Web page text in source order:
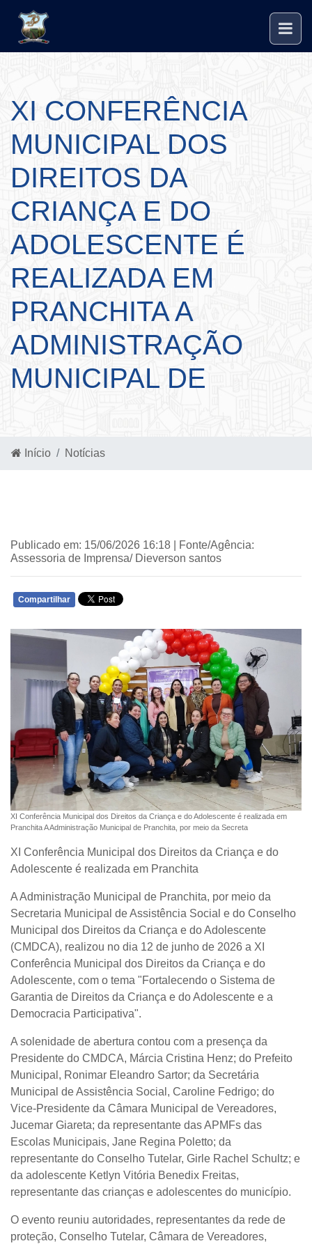
XI CONFERÊNCIA
MUNICIPAL DOS
DIREITOS DA
CRIANÇA E DO
ADOLESCENTE É
REALIZADA EM
PRANCHITA A
ADMINISTRAÇÃO
MUNICIPAL DE
Início Notícias
Publicado em: 15/06/2026 16:18 | Fonte/Agência:
Assessoria de Imprensa/ Dieverson santos
Compartilhar
XI Conferência Municipal dos Direitos da Criança e do Adolescente é realizada em
Pranchita A Administração Municipal de Pranchita, por meio da Secreta
XI Conferência Municipal dos Direitos da Criança e do
Adolescente é realizada em Pranchita
A Administração Municipal de Pranchita, por meio da
Secretaria Municipal de Assistência Social e do Conselho
Municipal dos Direitos da Criança e do Adolescente
(CMDCA), realizou no dia 12 de junho de 2026 a XI
Conferência Municipal dos Direitos da Criança e do
Adolescente, com o tema "Fortalecendo o Sistema de
Garantia de Direitos da Criança e do Adolescente e a
Democracia Participativa".
A solenidade de abertura contou com a presença da
Presidente do CMDCA, Márcia Cristina Henz; do Prefeito
Municipal, Ronimar Eleandro Sartor; da Secretária
Municipal de Assistência Social, Caroline Fedrigo; do
Vice-Presidente da Câmara Municipal de Vereadores,
Jucemar Giareta; da representante das APMFs das
Escolas Municipais, Jane Regina Poletto; da
representante do Conselho Tutelar, Girle Rachel Schultz; e
da adolescente Ketlyn Vitória Benedix Freitas,
representante das crianças e adolescentes do município.
O evento reuniu autoridades, representantes da rede de
proteção, Conselho Tutelar, Câmara de Vereadores,